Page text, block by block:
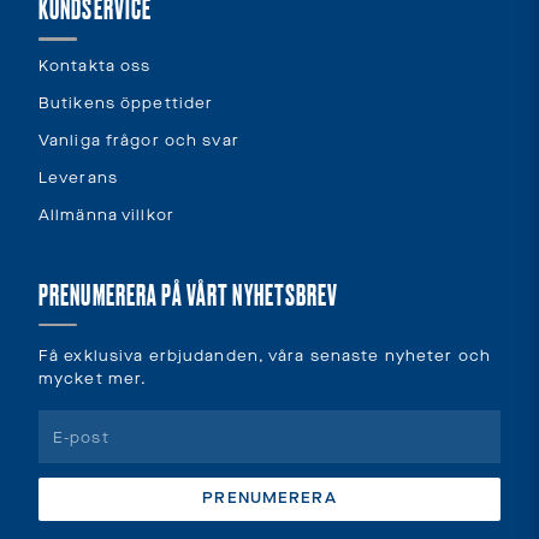
KUNDSERVICE
Kontakta oss
Butikens öppettider
Vanliga frågor och svar
Leverans
Allmänna villkor
PRENUMERERA PÅ VÅRT NYHETSBREV
Få exklusiva erbjudanden, våra senaste nyheter och
mycket mer.
PRENUMERERA